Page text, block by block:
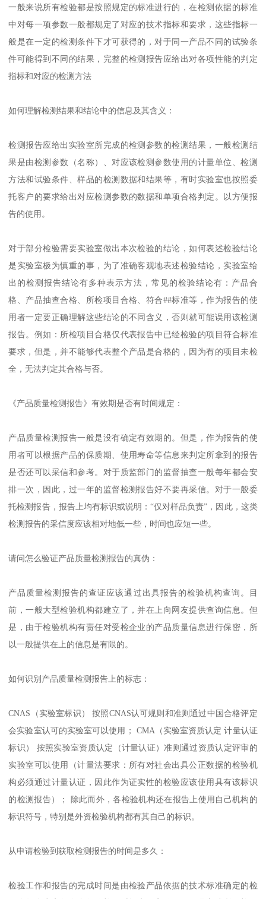
一般来说所有检验都是按照规定的标准进行的，在检测依据的标准
中对每一项参数一般都规定了对应的技术指标和要求，这些指标一
般是在一定的检测条件下才可获得的，对于同一产品不同的试验条
件可能得到不同的结果，完整的检测报告应给出对各项性能的判定
指标和对应的检测方法
如何理解检测结果和结论中的信息及其含义：
检测报告应给出实验室所完成的检测参数的检测结果，一般检测结
果是由检测参数（名称）、对应该检测参数使用的计量单位、检测
方法和试验条件、样品的检测数据和结果等，有时实验室也按照委
托客户的要求给出对应检测参数的数据和单项合格判定。以方便报
告的使用。
对于部分检验需要实验室做出本次检验的结论，如何表述检验结论
是实验室极为慎重的事，为了准确客观地表述检验结论，实验室给
出的检测报告结论有多种表示方法，常见的检验结论有：产品合
格、产品抽查合格、所检项目合格、符合##标准等，作为报告的使
用者一定要正确理解这些结论的不同含义，否则就可能误用该检测
报告。例如：所检项目合格仅代表报告中已经检验的项目符合标准
要求，但是，并不能够代表整个产品是合格的，因为有的项目未检
全，无法判定其合格与否。
《产品质量检测报告》有效期是否有时间规定：
产品质量检测报告一般是没有确定有效期的。但是，作为报告的使
用者可以根据产品的保质期、使用寿命等信息来判定所拿到的报告
是否还可以采信和参考。对于质监部门的监督抽查一般每年都会安
排一次，因此，过一年的监督检测报告好不要再采信。对于一般委
托检测报告，报告上均有标识或说明：“仅对样品负责”，因此，这类
检测报告的采信度应该相对地低一些，时间也应短一些。
请问怎么验证产品质量检测报告的真伪：
产品质量检测报告的查证应该通过出具报告的检验机构查询。目
前，一般大型检验机构都建立了，并在上向网友提供查询信息。但
是，由于检验机构有责任对受检企业的产品质量信息进行保密，所
以一般提供在上的信息是有限的。
如何识别产品质量检测报告上的标志：
CNAS（实验室标识） 按照CNAS认可规则和准则通过中国合格评定
会实验室认可的实验室可以使用； CMA（实验室资质认定 计量认证
标识） 按照实验室资质认定（计量认证）准则通过资质认定评审的
实验室可以使用（计量法要求：所有对社会出具公正数据的检验机
构必须通过计量认证，因此作为证实性的检验应该使用具有该标识
的检测报告）； 除此而外，各检验机构还在报告上使用自己机构的
标识符号，特别是外资检验机构都有其自己的标识。
从申请检验到获取检测报告的时间是多久：
检验工作和报告的完成时间是由检验产品依据的技术标准确定的检